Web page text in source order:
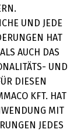
UND JEDE
HAT
AUCH DAS
UND
DIESEN
KFT. HAT
MIT
JEDES